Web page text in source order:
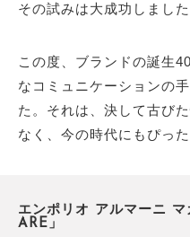
その試みは大成功しました
この度、ブランドの誕生
なコミュニケーションの
た。それは、決して古び
なく、今の時代にもぴっ
エンポリオ アルマーニ
ARE」